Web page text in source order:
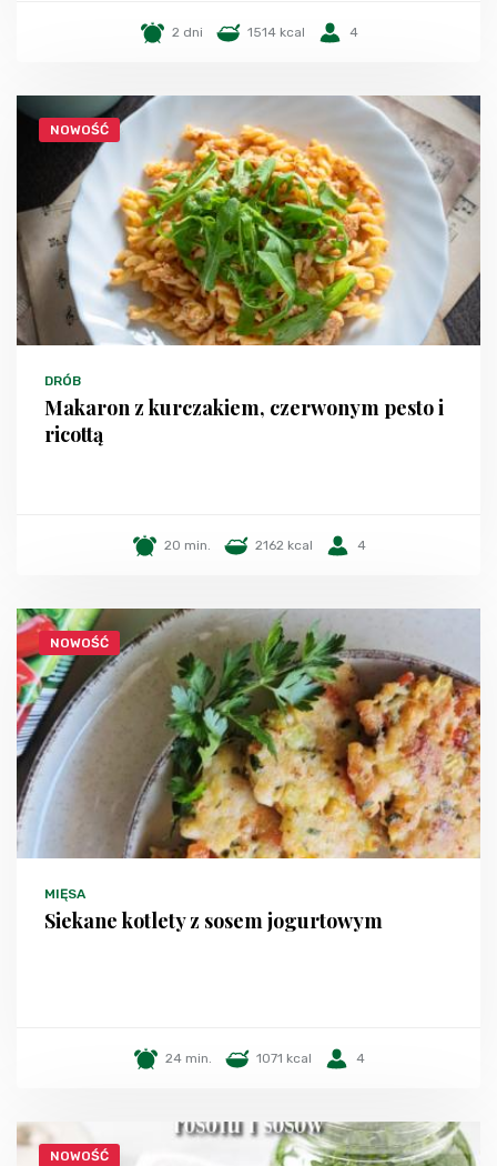
2 dni 1514 kcal 4
NOWOŚĆ
DRÓB
Makaron z kurczakiem, czerwonym pesto i
ricottą
20 min. 2162 kcal 4
NOWOŚĆ
MIĘSA
Siekane kotlety z sosem jogurtowym
24 min. 1071 kcal 4
NOWOŚĆ